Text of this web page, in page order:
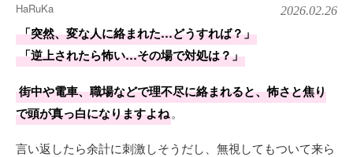
HaRuKa 2026.02.26
「突然、変な人に絡まれた…どうすれば？」
「逆上されたら怖い…その場で対処は？」
街中や電車、職場などで理不尽に絡まれると、怖さと焦り
で頭が真っ白になりますよね。
言い返したら余計に刺激しそうだし、無視してもついて来ら